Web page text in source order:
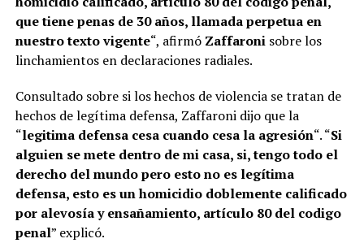
que tiene penas de 30 años, llamada perpetua en
nuestro texto vigente“, afirmó Zaffaronisobre los
linchamientos en declaraciones radiales.
Consultado sobre si los hechos de violencia se tratan de
hechos de legítima defensa, Zaffaroni dijo que la
“legitima defensa cesa cuando cesa la agresión“. “Si
alguien se mete dentro de mi casa, si, tengo todo el
derecho del mundo pero esto no es legítima
defensa, esto es un homicidio doblemente calificado
por alevosía y ensañamiento, artículo 80 del codigo
penal” explicó.